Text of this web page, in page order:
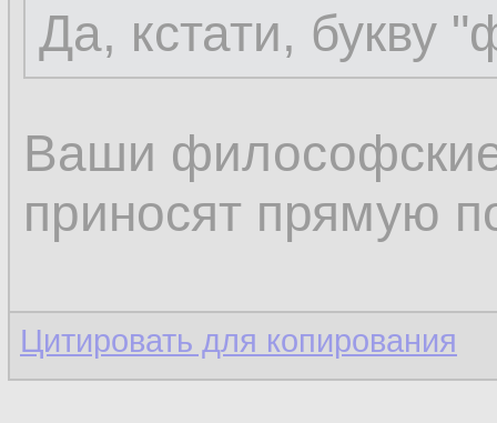
Да, кстати, букву
Ваши
приносят прямую
Цитировать для копирования